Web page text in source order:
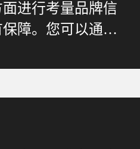
进行考量品牌信
障。您可以通过